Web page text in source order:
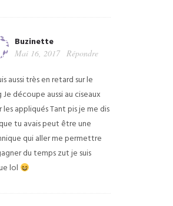
Buzinette
Mai 16, 2017 Répondre
aussi très en retard sur le
Je découpe aussi au ciseaux
les appliquésTant pis je me dis
tu avais peut être une
qui aller me permettre
du temps zut je suis
lol